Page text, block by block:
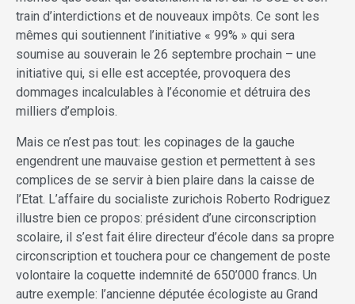
train d’interdictions et de nouveaux impôts. Ce sont les
mêmes qui soutiennent l’initiative « 99% » qui sera
soumise au souverain le 26 septembre prochain – une
initiative qui, si elle est acceptée, provoquera des
dommages incalculables à l’économie et détruira des
milliers d’emplois.
Mais ce n’est pas tout: les copinages de la gauche
engendrent une mauvaise gestion et permettent à ses
complices de se servir à bien plaire dans la caisse de
l’Etat. L’affaire du socialiste zurichois Roberto Rodriguez
illustre bien ce propos: président d’une circonscription
scolaire, il s’est fait élire directeur d’école dans sa propre
circonscription et touchera pour ce changement de poste
volontaire la coquette indemnité de 650’000 francs. Un
autre exemple: l’ancienne députée écologiste au Grand